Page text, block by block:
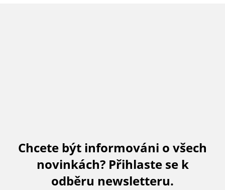
Chcete být informováni o všech
novinkách? Přihlaste se k
odběru newsletteru.